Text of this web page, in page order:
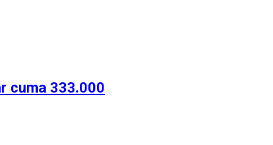
cuma 333.000